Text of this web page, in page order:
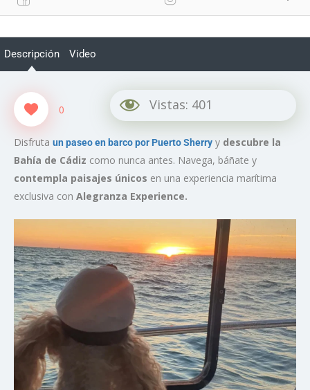
Descripción Video
0 Vistas: 401
Disfruta un paseo en barco por Puerto Sherry y descubre la
Bahía de Cádiz como nunca antes. Navega, báñate y
contempla paisajes únicos en una experiencia marítima
exclusiva con Alegranza Experience.